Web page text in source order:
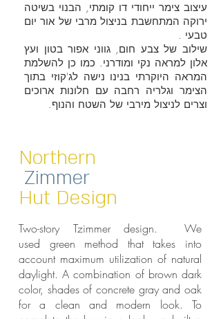
עיצוב צימר ייחודי דו קומתי, הבנוי בשיטה
ירוקה המתחשבת בניצול מרבי של אור יום
טבעי .
שילוב של צבע חום, גווני אפור בטון ועץ
אלון למראה נקי ומודרני. כמו כן להשלמת
המראה היוקרתי בנינו נישה לג'קוזי בתוך
הצימר וגלריה רחבה עם חלונות ארוכים
וצרים לניצול מירבי של השטח והנוף.
Two-story Tzimmer design. We
used green method that takes into
account maximum utilization of natural
daylight. A combination of brown dark
color, shades of concrete gray and oak
for a clean and modern look. To
Northern
Zimmer
Hut Design